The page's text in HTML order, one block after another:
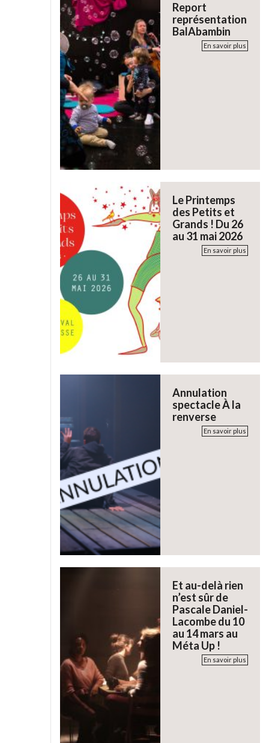
Report
représentation
BalAbambin
En savoir plus
Le Printemps
des Petits et
Grands ! Du 26
au 31 mai 2026
En savoir plus
Annulation
spectacle À la
renverse
En savoir plus
Et au-delà rien
n’est sûr de
Pascale Daniel-
Lacombe du 10
au 14 mars au
Méta Up !
En savoir plus